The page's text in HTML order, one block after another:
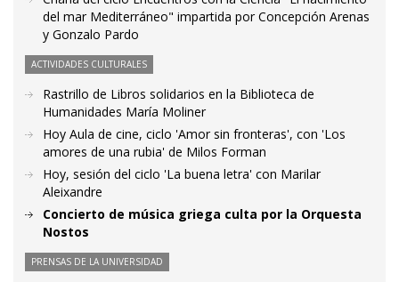
del mar Mediterráneo" impartida por Concepción Arenas
y Gonzalo Pardo
ACTIVIDADES CULTURALES
Rastrillo de Libros solidarios en la Biblioteca de
Humanidades María Moliner
Hoy Aula de cine, ciclo 'Amor sin fronteras', con 'Los
amores de una rubia' de Milos Forman
Hoy, sesión del ciclo 'La buena letra' con Marilar
Aleixandre
Concierto de música griega culta por la Orquesta
Nostos
PRENSAS DE LA UNIVERSIDAD